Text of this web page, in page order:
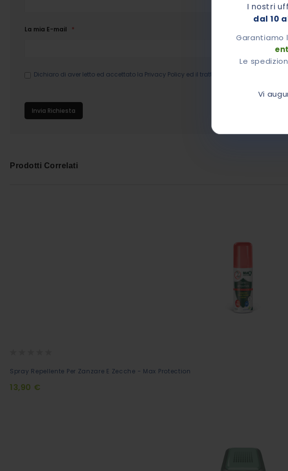
I nostri
dal 10
Garantiamo
Le
Vi
La mia E-mail
Dichiaro di aver letto ed accettato la Privacy Policy ed il trattamento dati.
Invia Richiesta
Prodotti Correlati
Spray Repellente Per Zanzare E Zecche - Max Protection
13,90 €
Aggiungi
Carrello